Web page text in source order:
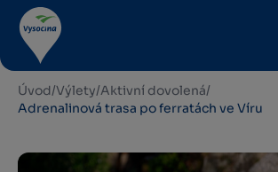
Úvod/Výlety/Aktivní dovolená/
Adrenalinová trasa po ferratách ve Víru